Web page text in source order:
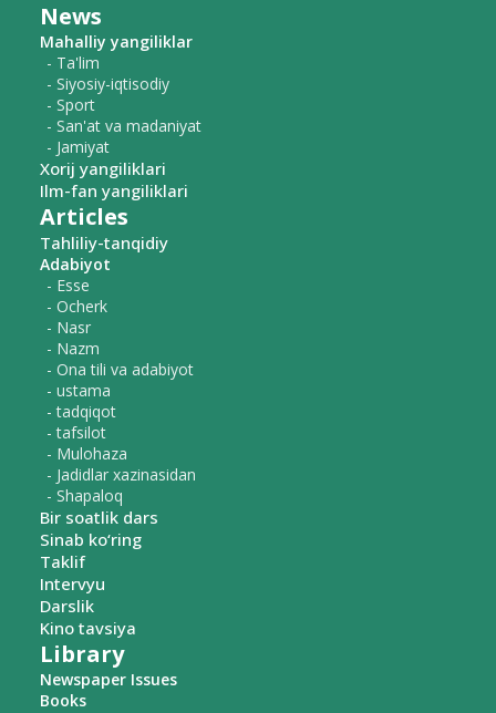
News
Mahalliy yangiliklar
- Ta'lim
- Siyosiy-iqtisodiy
- Sport
- San'at va madaniyat
- Jamiyat
Xorij yangiliklari
Ilm-fan yangiliklari
Articles
Tahliliy-tanqidiy
Adabiyot
- Esse
- Ocherk
- Nasr
- Nazm
- Ona tili va adabiyot
- ustama
- tadqiqot
- tafsilot
- Mulohaza
- Jadidlar xazinasidan
- Shapaloq
Bir soatlik dars
Sinab ko‘ring
Taklif
Intervyu
Darslik
Kino tavsiya
Library
Newspaper Issues
Books